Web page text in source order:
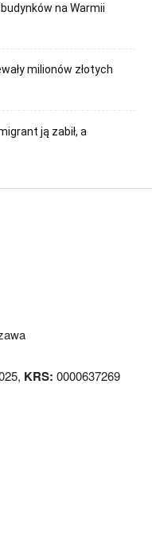
na Warmii
milionów złotych
ją zabił, a
KRS: 0000637269